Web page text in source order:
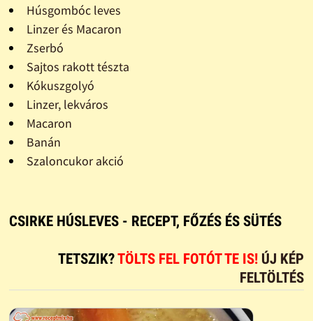
Húsgombóc leves
Linzer és Macaron
Zserbó
Sajtos rakott tészta
Kókuszgolyó
Linzer, lekváros
Macaron
Banán
Szaloncukor akció
CSIRKE HÚSLEVES - RECEPT, FŐZÉS ÉS SÜTÉS
TETSZIK?TÖLTS FEL FOTÓT TE IS! ÚJ KÉP
FELTÖLTÉS